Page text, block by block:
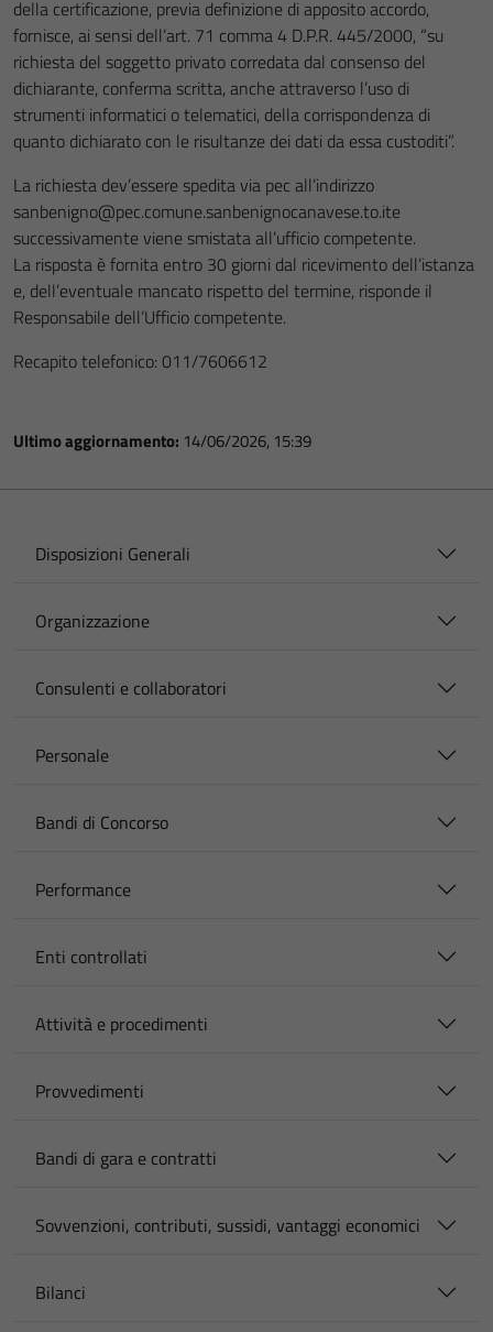
della certificazione, previa definizione di apposito accordo,
fornisce, ai sensi dell’art. 71 comma 4 D.P.R. 445/2000, “su
richiesta del soggetto privato corredata dal consenso del
dichiarante, conferma scritta, anche attraverso l’uso di
strumenti informatici o telematici, della corrispondenza di
quanto dichiarato con le risultanze dei dati da essa custoditi”.
La richiesta dev’essere spedita via pec all’indirizzo
sanbenigno@pec.comune.sanbenignocanavese.to.ite
successivamente viene smistata all’ufficio competente.
La risposta è fornita entro 30 giorni dal ricevimento dell’istanza
e, dell’eventuale mancato rispetto del termine, risponde il
Responsabile dell’Ufficio competente.
Recapito telefonico: 011/7606612
Ultimo aggiornamento: 14/06/2026, 15:39
Disposizioni Generali
Organizzazione
Consulenti e collaboratori
Personale
Bandi di Concorso
Performance
Enti controllati
Attività e procedimenti
Provvedimenti
Bandi di gara e contratti
Sovvenzioni, contributi, sussidi, vantaggi economici
Bilanci